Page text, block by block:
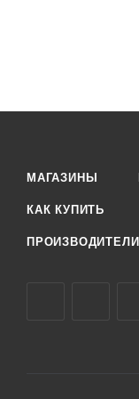
МАГАЗИНЫ
КАК КУПИТЬ
ПРОИЗВОДИТЕЛИ